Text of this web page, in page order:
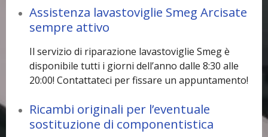
Assistenza lavastoviglie Smeg Arcisate
sempre attivo
Il servizio di riparazione lavastoviglie Smeg è
disponibile tutti i giorni dell’anno dalle 8:30 alle
20:00! Contattateci per fissare un appuntamento!
Ricambi originali per l’eventuale
sostituzione di componentistica